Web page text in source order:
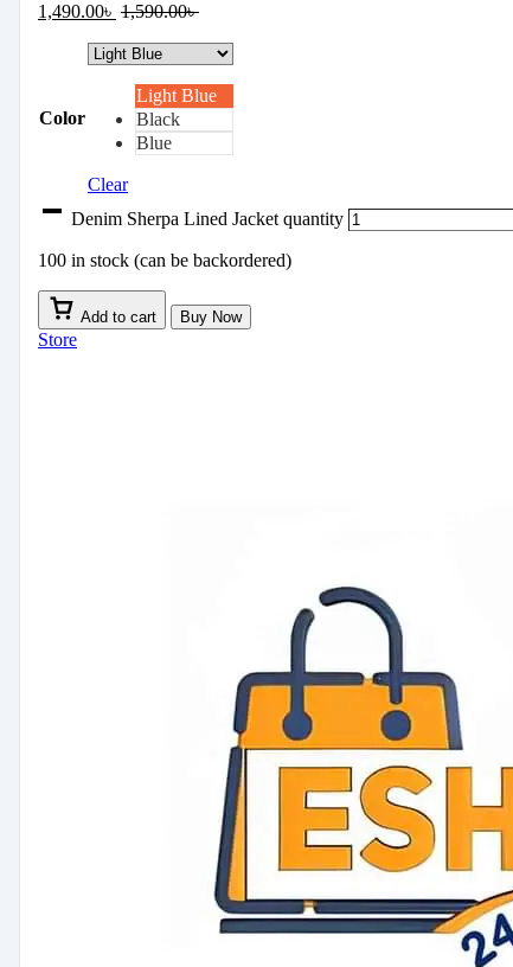
1,490.00৳ 1,590.00৳
Color
Light Blue
Black
Blue
Clear
Denim Sherpa Lined Jacket quantity
100 in stock (can be backordered)
Add to cart Buy Now
Store